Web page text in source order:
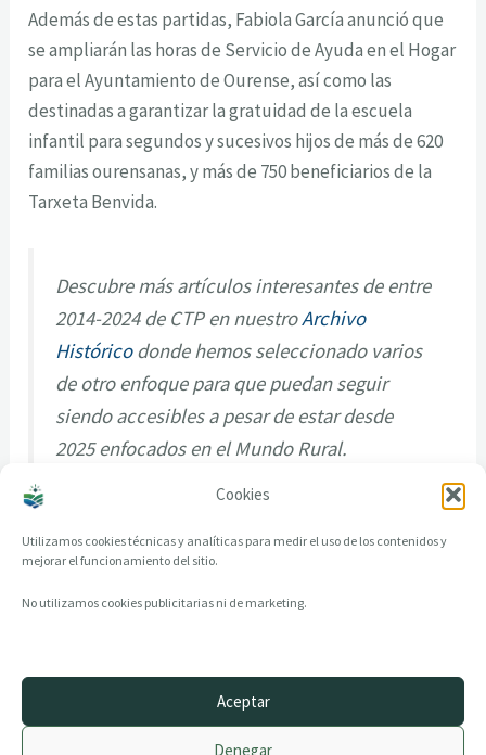
Cookies
Utilizamos cookies técnicas y analíticas para medir el uso de los contenidos y
mejorar el funcionamiento del sitio.
No utilizamos cookies publicitarias ni de marketing.
Aceptar
Denegar
Además de estas partidas, Fabiola García anunció que
se ampliarán las horas de Servicio de Ayuda en el Hogar
para el Ayuntamiento de Ourense, así como las
destinadas a garantizar la gratuidad de la escuela
infantil para segundos y sucesivos hijos de más de 620
familias ourensanas, y más de 750 beneficiarios de la
Tarxeta Benvida.
Descubre más artículos interesantes de entre
2014-2024 de CTP en nuestroArchivo
Históricodonde hemos seleccionado varios
de otro enfoque para que puedan seguir
siendo accesibles a pesar de estar desde
2025 enfocados en el Mundo Rural.
© 2014–2026 creandotuprovincia.es · Todos los derechos reservados